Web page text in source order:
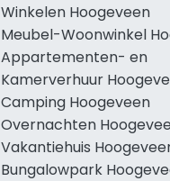
Winkelen Hoogeveen
Meubel-Woonwinkel
Appartementen- en
Kamerverhuur
Camping Hoogeveen
Overnachten
Vakantiehuis
Bungalowpark